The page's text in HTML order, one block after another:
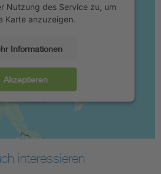
Nutzung des Service zu, um
Karte anzuzeigen.
Informationen
Akzeptieren
interessieren